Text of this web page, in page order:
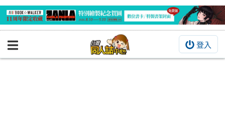
登入
BOOKY書集倉庫